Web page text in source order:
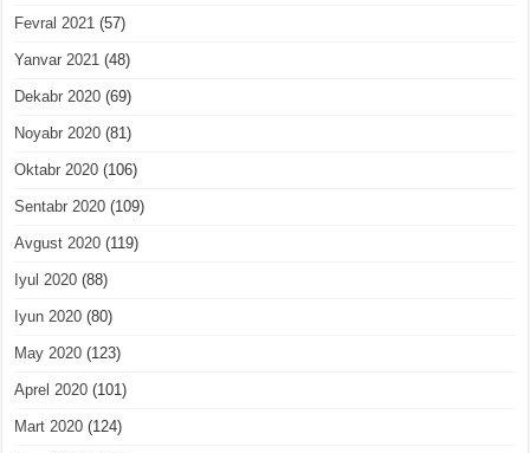
Fevral 2021 (57)
Yanvar 2021 (48)
Dekabr 2020 (69)
Noyabr 2020 (81)
Oktabr 2020 (106)
Sentabr 2020 (109)
Avgust 2020 (119)
Iyul 2020 (88)
Iyun 2020 (80)
May 2020 (123)
Aprel 2020 (101)
Mart 2020 (124)